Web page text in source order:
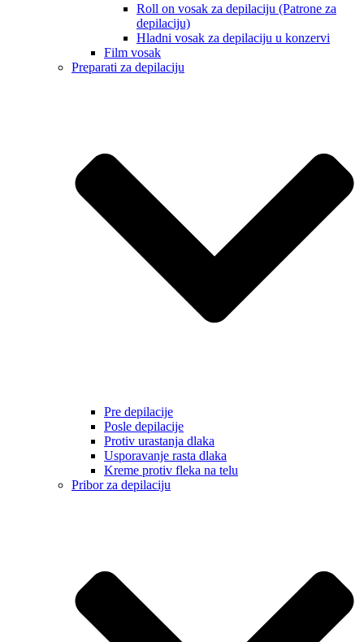
Roll on vosak za depilaciju (Patrone za
depilaciju)
Hladni vosak za depilaciju u konzervi
Film vosak
Preparati za depilaciju
Pre depilacije
Posle depilacije
Protiv urastanja dlaka
Usporavanje rasta dlaka
Kreme protiv fleka na telu
Pribor za depilaciju